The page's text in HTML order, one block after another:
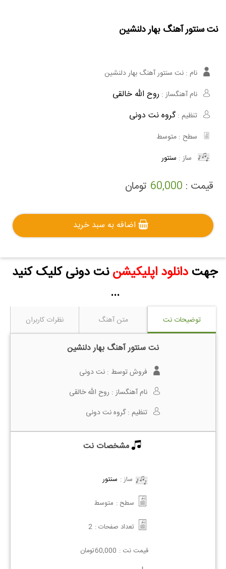
نت سنتور آهنگ بهار دلنشین
نام : نت سنتور آهنگ بهار دلنشین
نام آهنگساز : روح الله خالقی
تنظیم :گروه نت دونی
سطح : متوسط
ساز : سنتور
قیمت : 60,000 تومان
اضافه به سبد خرید
جهتدانلود اپلیکیشن نت دونی کلیک کنید
...
توضیحات نت متن آهنگ نظرات کاربران
نت سنتور آهنگ بهار دلنشین
فروش توسط : نت دونی
نام آهنگساز : روح الله خالقی
تنظیم :گروه نت دونی
مشخصات نت
ساز : سنتور
سطح : متوسط
تعداد صفحات : 2
قیمت نت : 60,000تومان